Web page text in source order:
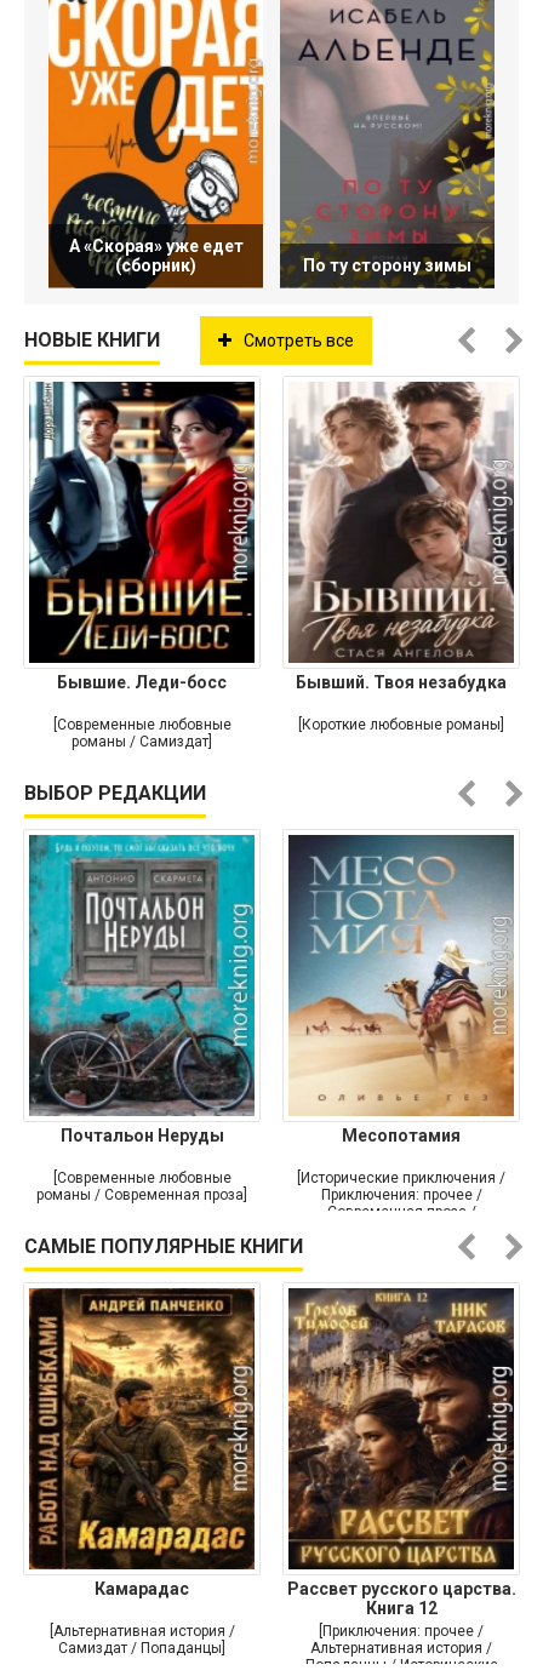
А «Скорая» уже едет
(сборник)
По ту сторону зимы
НОВЫЕ КНИГИ Смотреть все
Бывшие. Леди-босс
[Современные любовные
романы / Самиздат]
Бывший. Твоя незабудка
[Короткие любовные романы]
ВЫБОР РЕДАКЦИИ
Почтальон Неруды
[Современные любовные
романы / Современная проза]
Месопотамия
[Исторические приключения /
Приключения: прочее /
Современная проза /
САМЫЕ ПОПУЛЯРНЫЕ КНИГИ
Камарадас
[Альтернативная история /
Самиздат / Попаданцы]
Рассвет русского царства.
Книга 12
[Приключения: прочее /
Альтернативная история /
Попаданцы / Исторические